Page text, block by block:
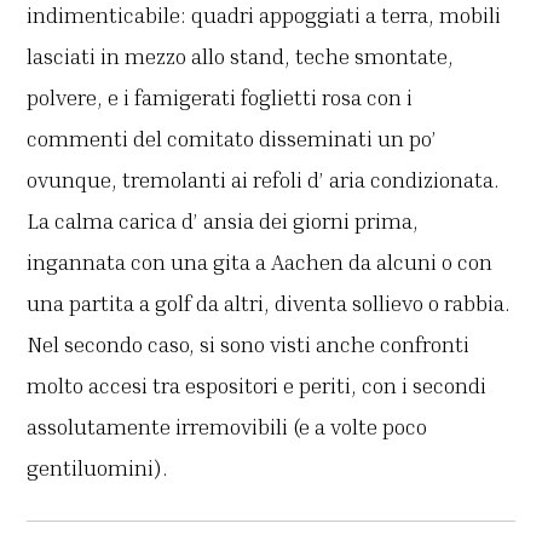
indimenticabile: quadri appoggiati a terra, mobili
lasciati in mezzo allo stand, teche smontate,
polvere, e i famigerati foglietti rosa con i
commenti del comitato disseminati un po’
ovunque, tremolanti ai refoli d’ aria condizionata.
La calma carica d’ ansia dei giorni prima,
ingannata con una gita a Aachen da alcuni o con
una partita a golf da altri, diventa sollievo o rabbia.
Nel secondo caso, si sono visti anche confronti
molto accesi tra espositori e periti, con i secondi
assolutamente irremovibili (e a volte poco
gentiluomini).